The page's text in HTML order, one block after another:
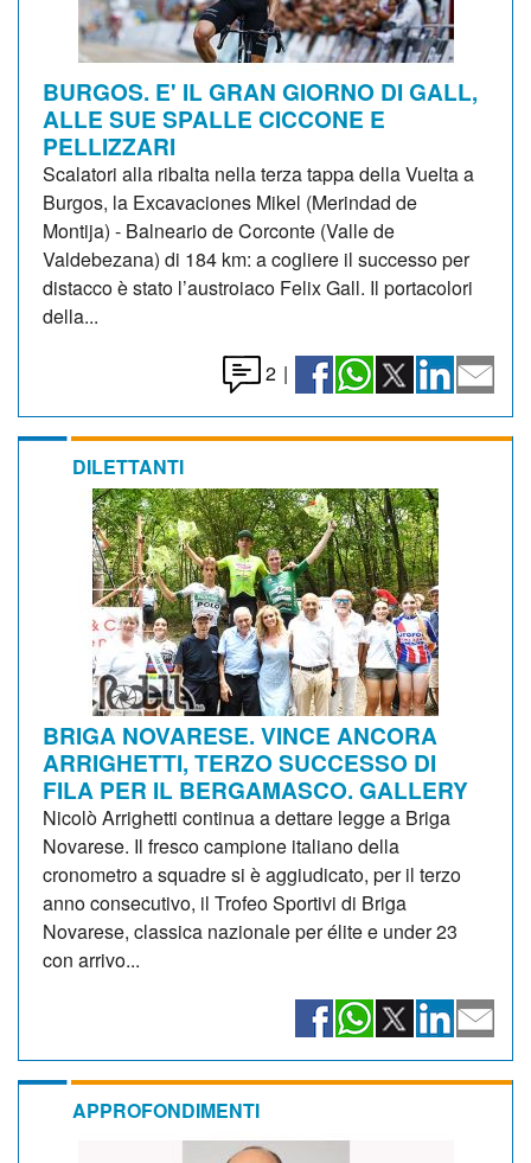
BURGOS. E' IL GRAN GIORNO DI GALL,
ALLE SUE SPALLE CICCONE E
PELLIZZARI
Scalatori alla ribalta nella terza tappa della Vuelta a
Burgos, la Excavaciones Mikel (Merindad de
Montija) - Balneario de Corconte (Valle de
Valdebezana) di 184 km: a cogliere il successo per
distacco è stato l’austroiaco Felix Gall. Il portacolori
della...
2 |
DILETTANTI
BRIGA NOVARESE. VINCE ANCORA
ARRIGHETTI, TERZO SUCCESSO DI
FILA PER IL BERGAMASCO. GALLERY
Nicolò Arrighetti continua a dettare legge a Briga
Novarese. Il fresco campione italiano della
cronometro a squadre si è aggiudicato, per il terzo
anno consecutivo, il Trofeo Sportivi di Briga
Novarese, classica nazionale per élite e under 23
con arrivo...
APPROFONDIMENTI